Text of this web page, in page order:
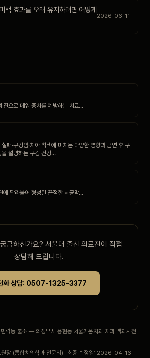
백 효과를 오래 유지하려면 어떻게
2026-06-11
진으로 메워 충치를 예방하는 치료…
패·구강암·치아 착색에 미치는 다양한 영향과 금연 후 구
을 설명하는 구강 건강…
에 달라붙어 형성된 끈적한 세균막…
금하신가요? 서울대 출신 의료진이 직접
상담해 드립니다.
화 상담: 0507-1325-3377
민락동 불소 — 의정부시 용현동 서울가온치과 치과 백과사전
원장 (통합치의학과 전문의) · 최종 수정일: 2026-04-16 ·